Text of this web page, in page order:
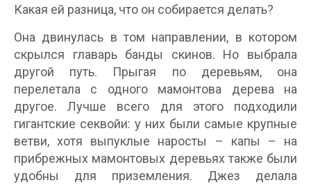
Какая ей разница, что он собирается делать?
Она двинулась в том направлении, в котором
скрылся главарь банды скинов. Но выбрала
другой путь. Прыгая по деревьям, она
перелетала с одного мамонтова дерева на
другое. Лучше всего для этого подходили
гигантские секвойи: у них были самые крупные
ветви, хотя выпуклые наросты – капы – на
прибрежных мамонтовых деревьях также были
удобны для приземления. Джез делала